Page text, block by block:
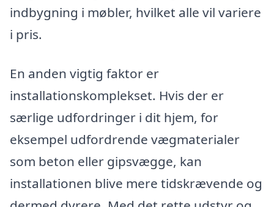
indbygning i møbler, hvilket alle vil variere
i pris.
En anden vigtig faktor er
installationskomplekset. Hvis der er
særlige udfordringer i dit hjem, for
eksempel udfordrende vægmaterialer
som beton eller gipsvægge, kan
installationen blive mere tidskrævende og